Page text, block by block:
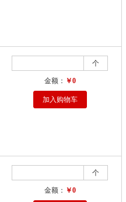
个
金额： ￥0
加入购物车
个
金额： ￥0